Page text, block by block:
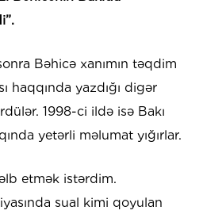
Bəhicə xanımın təqdim
haqqında yazdığı digər
1998-ci ildə isə Bakı
yetərli məlumat yığırlar.
etmək istərdim.
sual kimi qoyulan